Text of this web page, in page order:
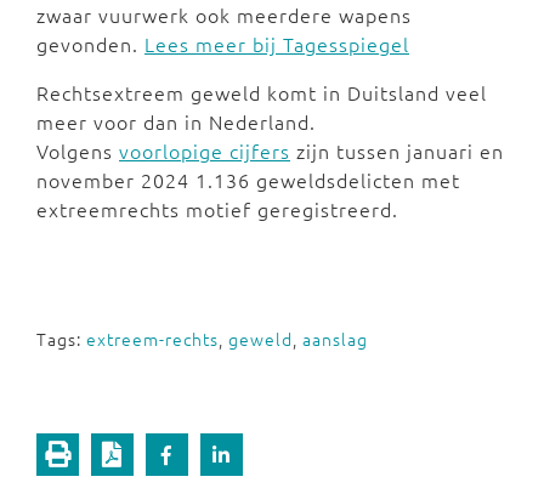
zwaar vuurwerk ook meerdere wapens
gevonden. Lees meer bij Tagesspiegel
Rechtsextreem geweld komt in Duitsland veel
meer voor dan in Nederland.
Volgens voorlopige cijfers zijn tussen januari en
november 2024 1.136 geweldsdelicten met
extreemrechts motief geregistreerd.
Tags: extreem-rechts, geweld, aanslag